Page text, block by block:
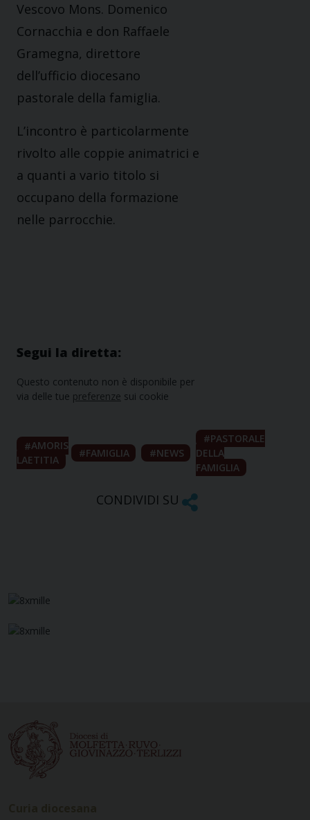
Vescovo Mons. Domenico
Cornacchia e don Raffaele
Gramegna, direttore
dell’ufficio diocesano
pastorale della famiglia.
L’incontro è particolarmente
rivolto alle coppie animatrici e
a quanti a vario titolo si
occupano della formazione
nelle parrocchie.
Segui la diretta:
Questo contenuto non è disponibile per
via delle tue preferenze sui cookie
AMORIS
LAETITIA
FAMIGLIA NEWS
PASTORALE
DELLA
FAMIGLIA
CONDIVIDI SU